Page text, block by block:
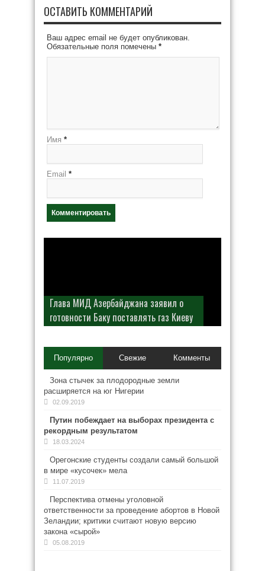
ОСТАВИТЬ КОММЕНТАРИЙ
Ваш адрес email не будет опубликован.
Обязательные поля помечены *
Имя *
Email *
Глава МИД Азербайджана заявил о
готовности Баку поставлять газ Киеву
Популярно Свежие Комменты
Зона стычек за плодородные земли
расширяется на юг Нигерии
02.09.2019
Путин побеждает на выборах президента с
рекордным результатом
18.03.2024
Орегонские студенты создали самый большой
в мире «кусочек» мела
11.07.2019
Перспектива отмены уголовной
ответственности за проведение абортов в Новой
Зеландии; критики считают новую версию
закона «сырой»
05.08.2019